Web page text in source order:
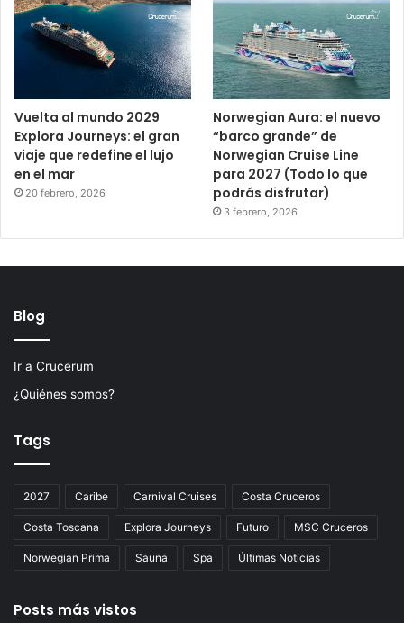
Vuelta al mundo 2029
Explora Journeys: el gran
viaje que redefine el lujo
en el mar
20 febrero, 2026
Norwegian Aura: el nuevo
“barco grande” de
Norwegian Cruise Line
para 2027 (Todo lo que
podrás disfrutar)
3 febrero, 2026
Blog
Ir a Crucerum
¿Quiénes somos?
Tags
2027 Caribe Carnival Cruises Costa Cruceros
Costa Toscana Explora Journeys Futuro MSC Cruceros
Norwegian Prima Sauna Spa Últimas Noticias
Posts más vistos